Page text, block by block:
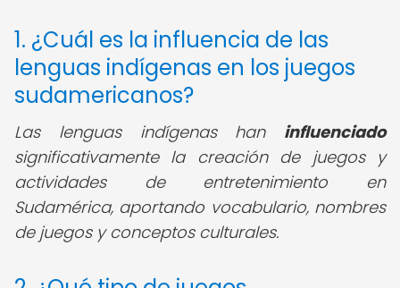
1. ¿Cuál es la influencia de las
lenguas indígenas en los juegos
sudamericanos?
Las lenguas indígenas han influenciado
significativamente la creación de juegos y
actividades de entretenimiento en
Sudamérica, aportando vocabulario, nombres
de juegos y conceptos culturales.